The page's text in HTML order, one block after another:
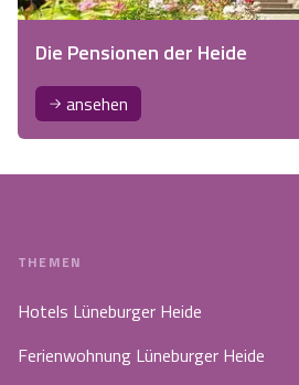
Die Pensionen der Heide
ansehen
THEMEN
Hotels Lüneburger Heide
Ferienwohnung Lüneburger Heide